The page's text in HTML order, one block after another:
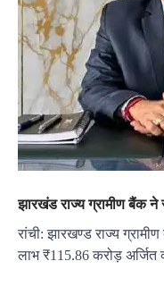
झारखंड राज्य ग्रामीण बैंक ने
रांची: झारखण्ड राज्य
लाभ ₹115.86 करोड़